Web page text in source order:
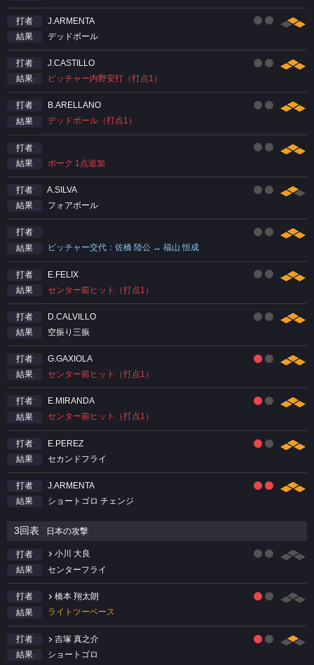
打者
J.ARMENTA
結果
デッドボール
打者
J.CASTILLO
結果
ピッチャー内野安打（打点1）
打者
B.ARELLANO
結果
デッドボール（打点1）
打者
結果
ボーク 1点追加
打者
A.SILVA
結果
フォアボール
打者
結果
ピッチャー交代：佐橋 陸公 → 福山 恒成
打者
E.FELIX
結果
センター前ヒット（打点1）
打者
D.CALVILLO
結果
空振り三振
打者
G.GAXIOLA
結果
センター前ヒット（打点1）
打者
E.MIRANDA
結果
センター前ヒット（打点1）
打者
E.PEREZ
結果
セカンドフライ
打者
J.ARMENTA
結果
ショートゴロ チェンジ
3回表 日本の攻撃
打者
小川 大良
結果
センターフライ
打者
橋本 翔太朗
結果
ライトツーベース
打者
吉塚 真之介
結果
ショートゴロ